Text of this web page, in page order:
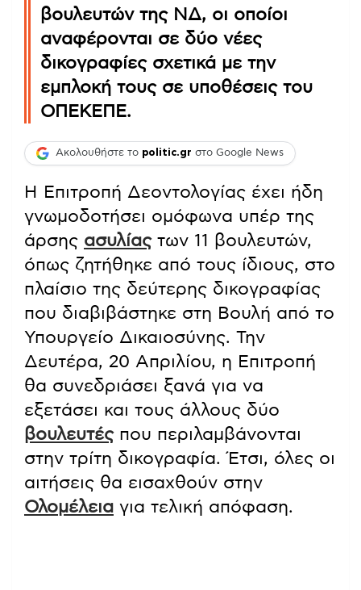
βουλευτών της ΝΔ, οι οποίοι
αναφέρονται σε δύο νέες
δικογραφίες σχετικά με την
εμπλοκή τους σε υποθέσεις του
ΟΠΕΚΕΠΕ.
Ακολουθήστε το politic.gr στο Google News
Η Επιτροπή Δεοντολογίας έχει ήδη
γνωμοδοτήσει ομόφωνα υπέρ της
άρσης ασυλίαςτων 11 βουλευτών,
όπως ζητήθηκε από τους ίδιους, στο
πλαίσιο της δεύτερης δικογραφίας
που διαβιβάστηκε στη Βουλή από το
Υπουργείο Δικαιοσύνης. Την
Δευτέρα, 20 Απριλίου, η Επιτροπή
θα συνεδριάσει ξανά για να
εξετάσει και τους άλλους δύο
βουλευτέςπου περιλαμβάνονται
στην τρίτη δικογραφία. Έτσι, όλες οι
αιτήσεις θα εισαχθούν στην
Ολομέλεια για τελική απόφαση.